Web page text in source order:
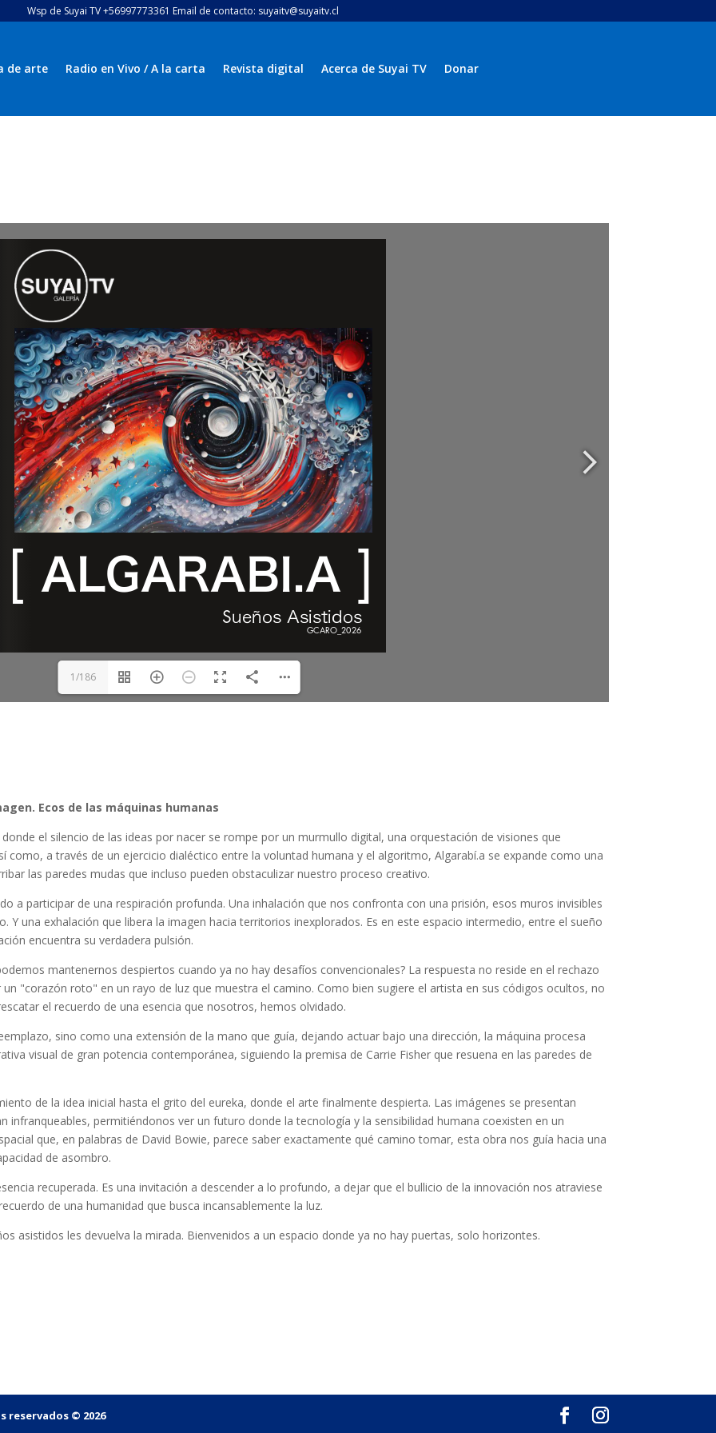
Wsp de Suyai TV +56997773361 Email de contacto: suyaitv@suyaitv.cl
de arte Radio en Vivo / A la carta Revista digital Acerca de Suyai TV Donar
1/186
Ecos de las máquinas humanas
el silencio de las ideas por nacer se rompe por un murmullo digital, una orquestación de visiones que
como, a través de un ejercicio dialéctico entre la voluntad humana y el algoritmo, Algarabí.a se expande como una
las paredes mudas que incluso pueden obstaculizar nuestro proceso creativo.
a participar de una respiración profunda. Una inhalación que nos confronta con una prisión, esos muros invisibles
Y una exhalación que libera la imagen hacia territorios inexplorados. Es en este espacio intermedio, entre el sueño
encuentra su verdadera pulsión.
mantenernos despiertos cuando ya no hay desafíos convencionales? La respuesta no reside en el rechazo
"corazón roto" en un rayo de luz que muestra el camino. Como bien sugiere el artista en sus códigos ocultos, no
el recuerdo de una esencia que nosotros, hemos olvidado.
sino como una extensión de la mano que guía, dejando actuar bajo una dirección, la máquina procesa
visual de gran potencia contemporánea, siguiendo la premisa de Carrie Fisher que resuena en las paredes de
de la idea inicial hasta el grito del eureka, donde el arte finalmente despierta. Las imágenes se presentan
infranqueables, permitiéndonos ver un futuro donde la tecnología y la sensibilidad humana coexisten en un
que, en palabras de David Bowie, parece saber exactamente qué camino tomar, esta obra nos guía hacia una
de asombro.
recuperada. Es una invitación a descender a lo profundo, a dejar que el bullicio de la innovación nos atraviese
de una humanidad que busca incansablemente la luz.
asistidos les devuelva la mirada. Bienvenidos a un espacio donde ya no hay puertas, solo horizontes.
reservados © 2026